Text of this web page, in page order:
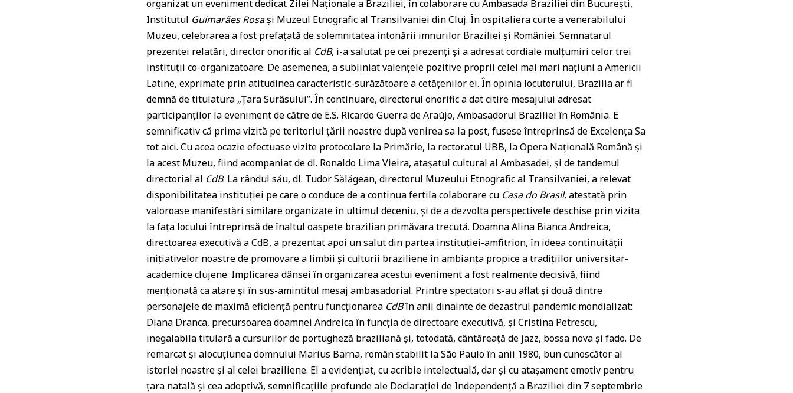
A
p
p
b
o
o
k
dI
n
r e
Cl
a
ss
r
o
o
m
ar
d
az
ă
organizat un eveniment dedicat Zilei Naționale a Braziliei, în colaborare cu Ambasada Braziliei din București,
Institutul Guimarães Rosași Muzeul Etnografic al Transilvaniei din Cluj. În ospitaliera curte a venerabilului
Muzeu, celebrarea a fost prefațată de solemnitatea intonării imnurilor Braziliei și României. Semnatarul
prezentei relatări, director onorific al CdB, i-a salutat pe cei prezenți și a adresat cordiale mulțumiri celor trei
instituții co-organizatoare. De asemenea, a subliniat valențele pozitive proprii celei mai mari națiuni a Americii
Latine, exprimate prin atitudinea caracteristic-surâzătoare a cetățenilor ei. În opinia locutorului, Brazilia ar fi
demnă de titulatura „Țara Surâsului”. În continuare, directorul onorific a dat citire mesajului adresat
participanților la eveniment de către de E.S. Ricardo Guerra de Araújo, Ambasadorul Braziliei în România. E
semnificativ că prima vizită pe teritoriul țării noastre după venirea sa la post, fusese întreprinsă de Excelența Sa
tot aici. Cu acea ocazie efectuase vizite protocolare la Primărie, la rectoratul UBB, la Opera Națională Română și
la acest Muzeu, fiind acompaniat de dl. Ronaldo Lima Vieira, atașatul cultural al Ambasadei, și de tandemul
directorial al CdB. La rândul său, dl. Tudor Sălăgean, directorul Muzeului Etnografic al Transilvaniei, a relevat
disponibilitatea instituției pe care o conduce de a continua fertila colaborare cu Casa do Brasil, atestată prin
valoroase manifestări similare organizate în ultimul deceniu, și de a dezvolta perspectivele deschise prin vizita
la fața locului întreprinsă de înaltul oaspete brazilian primăvara trecută. Doamna Alina Bianca Andreica,
directoarea executivă a CdB, a prezentat apoi un salut din partea instituției-amfitrion, în ideea continuității
inițiativelor noastre de promovare a limbii și culturii braziliene în ambianța propice a tradițiilor universitar-
academice clujene. Implicarea dânsei în organizarea acestui eveniment a fost realmente decisivă, fiind
menționată ca atare și în sus-amintitul mesaj ambasadorial. Printre spectatori s-au aflat și două dintre
personajele de maximă eficiență pentru funcționarea CdBîn anii dinainte de dezastrul pandemic mondializat:
Diana Dranca, precursoarea doamnei Andreica în funcția de directoare executivă, și Cristina Petrescu,
inegalabila titulară a cursurilor de portugheză braziliană și, totodată, cântăreață de jazz, bossa nova și fado. De
remarcat și alocuțiunea domnului Marius Barna, român stabilit la São Paulo în anii 1980, bun cunoscător al
istoriei noastre și al celei braziliene. El a evidențiat, cu acribie intelectuală, dar și cu atașament emotiv pentru
țara natală și cea adoptivă, semnificațiile profunde ale Declarației de Independență a Braziliei din 7 septembrie